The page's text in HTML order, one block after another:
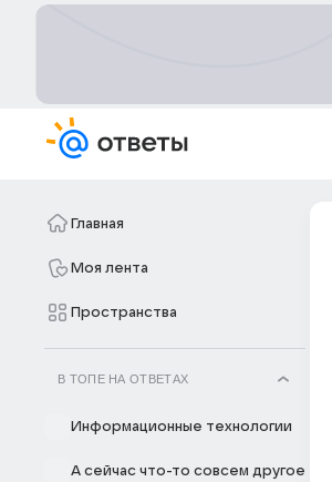
Главная
Моя лента
Пространства
В ТОПЕ НА ОТВЕТАХ
Информационные технологии
А сейчас что-то совсем другое